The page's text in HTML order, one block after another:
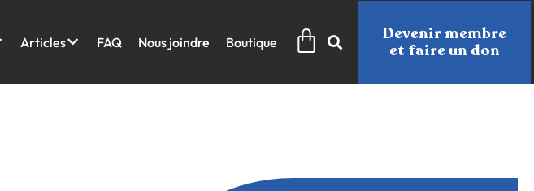
Articles FAQ Nous joindre Boutique Panier
Devenir membre
et faire un don